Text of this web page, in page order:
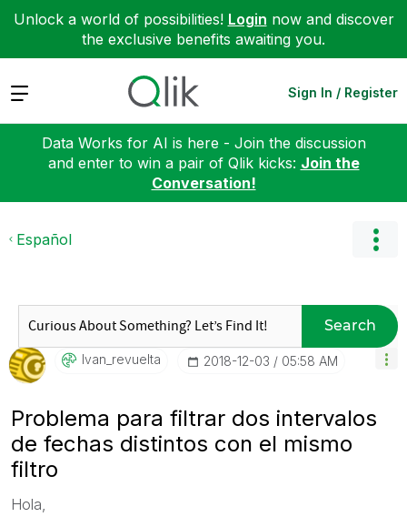
Unlock a world of possibilities! Login now and discover
the exclusive benefits awaiting you.
Expand Sign In / Register
Data Works for AI is here - Join the discussion
and enter to win a pair of Qlik kicks: Join the
Conversation!
Español
Search
Ivan_revuelta ‎2018-12-03 05:58 AM
Problema para filtrar dos intervalos
de fechas distintos con el mismo
filtro
Hola,